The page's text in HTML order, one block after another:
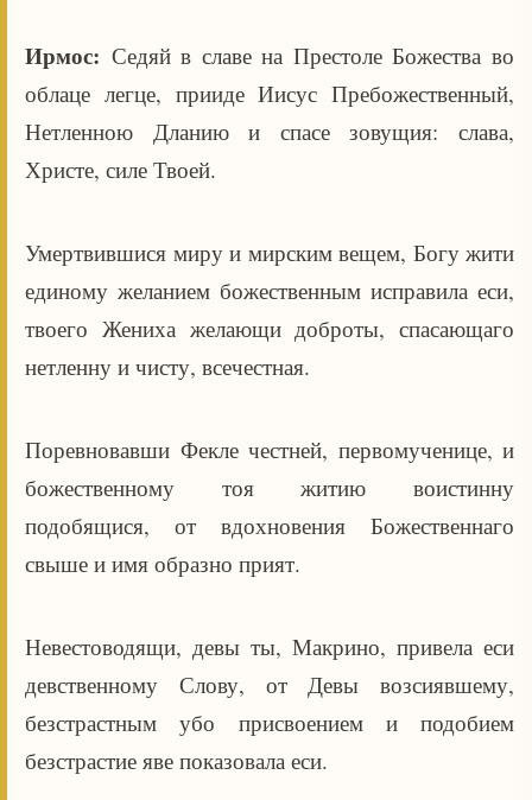
Ирмос: Седяй в славе на Престоле Божества во
облаце легце, прииде Иисус Пребожественный,
Нетленною Дланию и спасе зовущия: слава,
Христе, силе Твоей.
Умертвившися миру и мирским вещем, Богу жити
единому желанием божественным исправила еси,
твоего Жениха желающи доброты, спасающаго
нетленну и чисту, всечестная.
Поревновавши Фекле честней, первомученице, и
божественному тоя житию воистинну
подобящися, от вдохновения Божественнаго
свыше и имя образно прият.
Невестоводящи, девы ты, Макрино, привела еси
девственному Слову, от Девы возсиявшему,
безстрастным убо присвоением и подобием
безстрастие яве показовала еси.